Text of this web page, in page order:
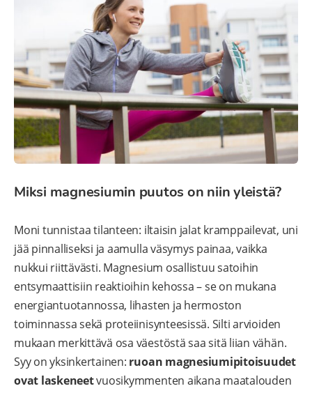
Miksi magnesiumin puutos on niin yleistä?
Moni tunnistaa tilanteen: iltaisin jalat kramppailevat, uni
jää pinnalliseksi ja aamulla väsymys painaa, vaikka
nukkui riittävästi. Magnesium osallistuu satoihin
entsymaattisiin reaktioihin kehossa – se on mukana
energiantuotannossa, lihasten ja hermoston
toiminnassa sekä proteiinisynteesissä. Silti arvioiden
mukaan merkittävä osa väestöstä saa sitä liian vähän.
Syy on yksinkertainen: ruoan magnesiumipitoisuudet
ovat laskeneetvuosikymmenten aikana maatalouden